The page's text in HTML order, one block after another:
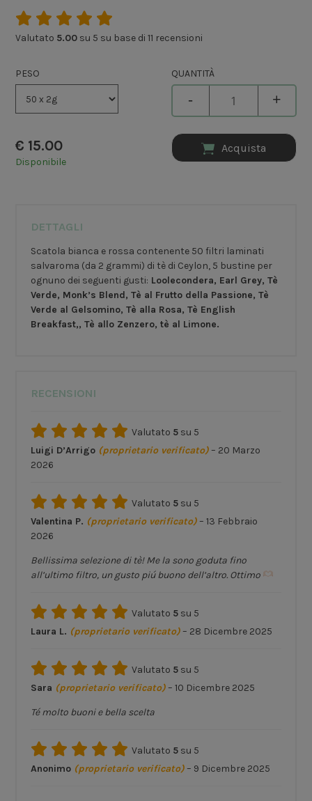
Valutato 5.00 su 5 su base di11 recensioni
PESO
€ 15.00
Disponibile
QUANTITÀ
- +
Acquista
DETTAGLI
Scatola bianca e rossa contenente 50 filtri laminati
salvaroma (da 2 grammi) di tè di Ceylon, 5 bustine per
ognuno dei seguenti gusti: Loolecondera, Earl Grey, Tè
Verde, Monk’s Blend, Tè al Frutto della Passione, Tè
Verde al Gelsomino, Tè alla Rosa, Tè English
Breakfast,, Tè allo Zenzero, tè al Limone.
RECENSIONI
Valutato 5 su 5
Luigi D’Arrigo (proprietario verificato) – 20 Marzo
2026
Valutato 5 su 5
Valentina P. (proprietario verificato) – 13 Febbraio
2026
Bellissima selezione di tè! Me la sono goduta fino
all’ultimo filtro, un gusto piú buono dell’altro. Ottimo
Valutato 5 su 5
Laura L. (proprietario verificato) – 28 Dicembre 2025
Valutato 5 su 5
Sara (proprietario verificato) – 10 Dicembre 2025
Té molto buoni e bella scelta
Valutato 5 su 5
Anonimo (proprietario verificato) – 9 Dicembre 2025